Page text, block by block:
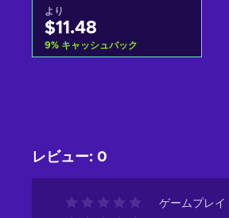
より
$11.48
9% キャッシュバック
レビュー: 0
ゲームプレイ